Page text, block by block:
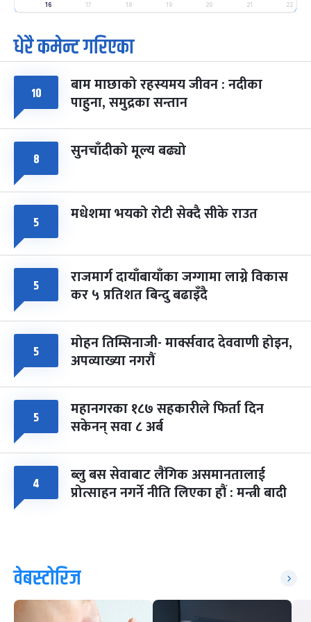
मंगल फाल्गुन २५, २०८३ Mar 9, 2027
७
आइत
पूर्णिमा व्रत
चैत्र ७, २०८३-Mar 21, 2027
८
सोम
फागुपूर्णिमा
चैत्र ८, २०८३- Mar 22, 2027
७ महिना बाँकी
16 17 18 19 20 21 22
धेरै कमेन्ट गरिएका
१० बाम माछाको रहस्यमय जीवन : नदीका
पाहुना, समुद्रका सन्तान
८ सुनचाँदीको मूल्य बढ्यो
५ मधेशमा भयको रोटी सेक्दै सीके राउत
५ राजमार्ग दायाँबायाँका जग्गामा लाग्ने विकास
कर ५ प्रतिशत बिन्दु बढाइँदै
५ मोहन तिम्सिनाजी- मार्क्सवाद देववाणी होइन,
अपव्याख्या नगरौं
५ महानगरका १८७ सहकारीले फिर्ता दिन
सकेनन् सवा ८ अर्ब
४ ब्लु बस सेवाबाट लैंगिक असमानतालाई
प्रोत्साहन नगर्ने नीति लिएका हौं : मन्त्री बादी
वेबस्टोरिज